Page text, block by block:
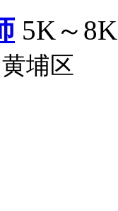
5K～8K
黄埔区